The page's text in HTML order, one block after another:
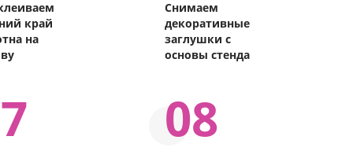
край
на
Снимаем
декоративные
заглушки с
основы стенда
08